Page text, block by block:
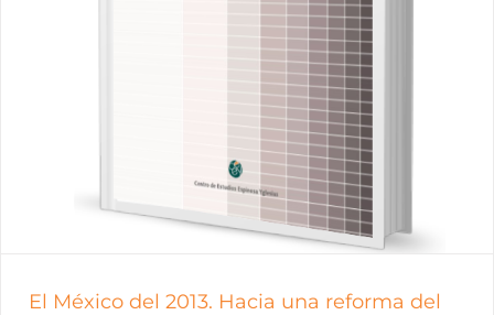
El México del 2013. Hacia una reforma del